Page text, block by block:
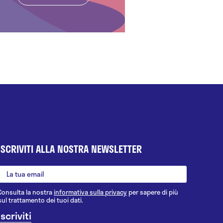
ALLA NOSTRA NEWSLETTER
la nostrainformativa sulla privacy per sapere di più
trattamento dei tuoi dati.